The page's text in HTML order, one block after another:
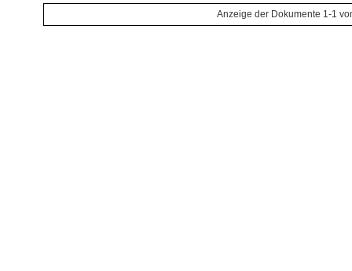
Anzeige der Dokumente 1-1